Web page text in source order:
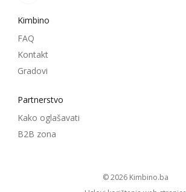
Kimbino
FAQ
Kontakt
Gradovi
Partnerstvo
Kako oglašavati
B2B zona
© 2026 kimbino.ba